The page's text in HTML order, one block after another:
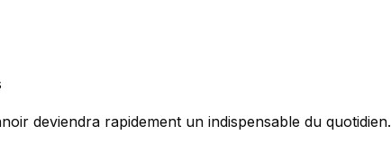
deviendra rapidement un indispensable du quotidien.